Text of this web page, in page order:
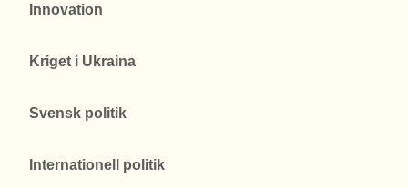
Innovation
Kriget i Ukraina
Svensk politik
Internationell politik